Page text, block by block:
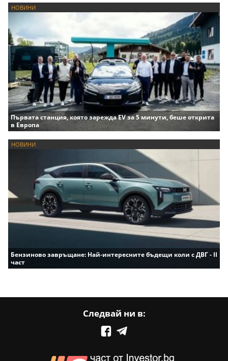
НОВИНИ
Първата станция, която зарежда EV за 5 минути, беше открита
в Европа
НОВИНИ
Бензиново завръщане: Най-интересните бъдещи коли с ДВГ - II
част
Следвай ни в: